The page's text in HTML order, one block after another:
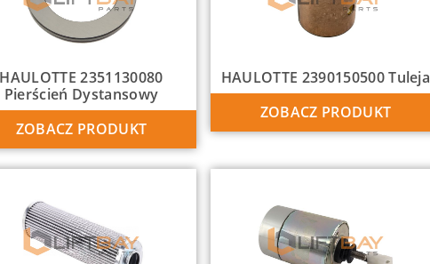
HAULOTTE 2351130080
Pierścień Dystansowy
ZOBACZ PRODUKT
HAULOTTE 2390150500 Tuleja
ZOBACZ PRODUKT